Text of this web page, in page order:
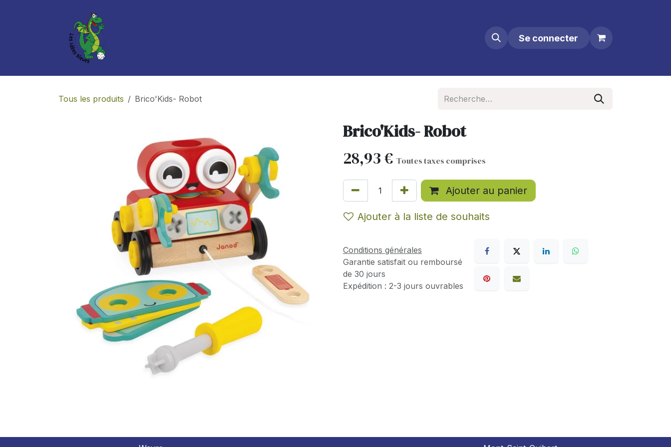
Se connecter
Tous les produits Brico'Kids- Robot
Brico'Kids- Robot
28,93€ Toutes taxes comprises
Ajouter au panier
Ajouter à la liste de souhaits
Conditions générales
Garantie satisfait ou remboursé
de 30 jours
Expédition : 2-3 jours ouvrables